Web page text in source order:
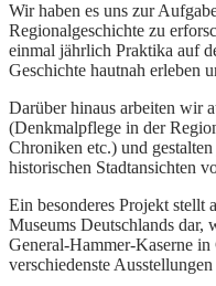
Wir haben es uns zur
Regionalgeschichte zu
einmal jährlich Praktika auf
Geschichte hautnah erleben
Darüber hinaus arbeiten wir
(Denkmalpflege in der
Chroniken etc.) und
historischen Stadtansichten
Ein besonderes Projekt stellt
Museums Deutschlands dar,
General-Hammer-Kaserne
verschiedenste